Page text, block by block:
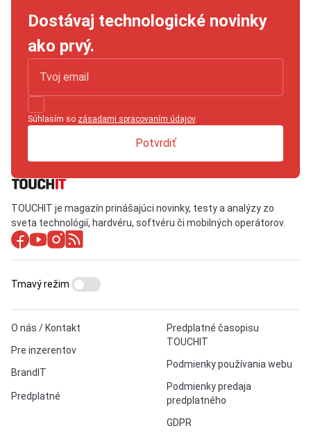
Dostávaj technologické novinky
ako prvý.
Súhlasím so zásadami spracovaním údajov.
Potvrdiť
TOUCHIT je magazín prinášajúci novinky, testy a analýzy zo
sveta technológií, hardvéru, softvéru či mobilných operátorov.
O nás / Kontakt
Pre inzerentov
BrandIT
Predplatné
Predplatné časopisu
TOUCHIT
Podmienky používania webu
Podmienky predaja
predplatného
GDPR
Tmavý režim